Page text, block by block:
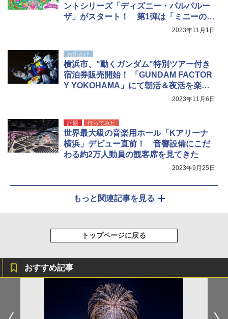
ントシリーズ「ディズニー・パルパルー
ザ」がスタート！ 第1弾は「ミニーのフ
2023年11月1日
お出かけ
横浜市、"動くガンダム"特別ツアー付き
宿泊券販売開始！ 「GUNDAM FACTOR
Y YOKOHAMA」にて朝活＆夜活を楽し
2023年11月6日
話題 行ってみた
世界最大級の音楽用ホール「Kアリーナ
横浜」デビュー直前！ 音響設備にこだ
わる約2万人動員の観客席を見てきた
2023年9月25日
もっと関連記事を見る
トップページに戻る
おすすめ記事